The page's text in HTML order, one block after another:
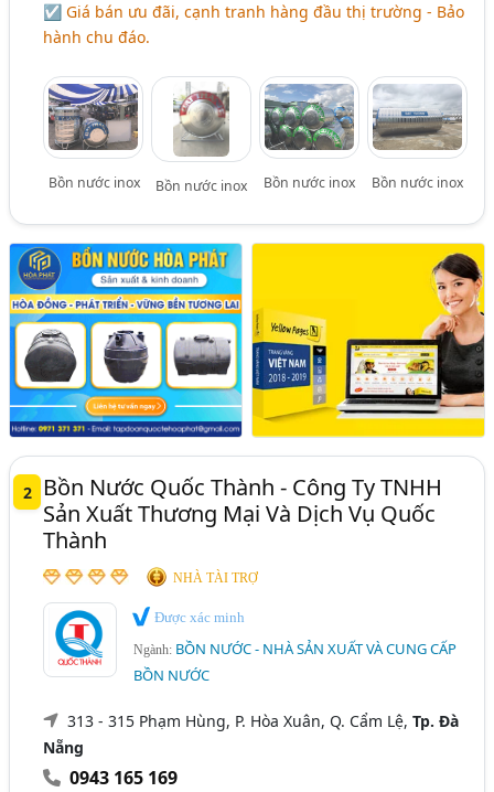
☑ Giá bán ưu đãi, cạnh tranh hàng đầu thị trường - Bảo
hành chu đáo.
Bồn nước inox Bồn nước inox Bồn nước inox Bồn nước inox
2
Bồn Nước Quốc Thành - Công Ty TNHH
Sản Xuất Thương Mại Và Dịch Vụ Quốc
Thành
NHÀ TÀI TRỢ
Được xác minh
Ngành: BỒN NƯỚC - NHÀ SẢN XUẤT VÀ CUNG CẤP
BỒN NƯỚC
313 - 315 Phạm Hùng, P. Hòa Xuân, Q. Cẩm Lệ,Tp. Đà
Nẵng
0943 165 169